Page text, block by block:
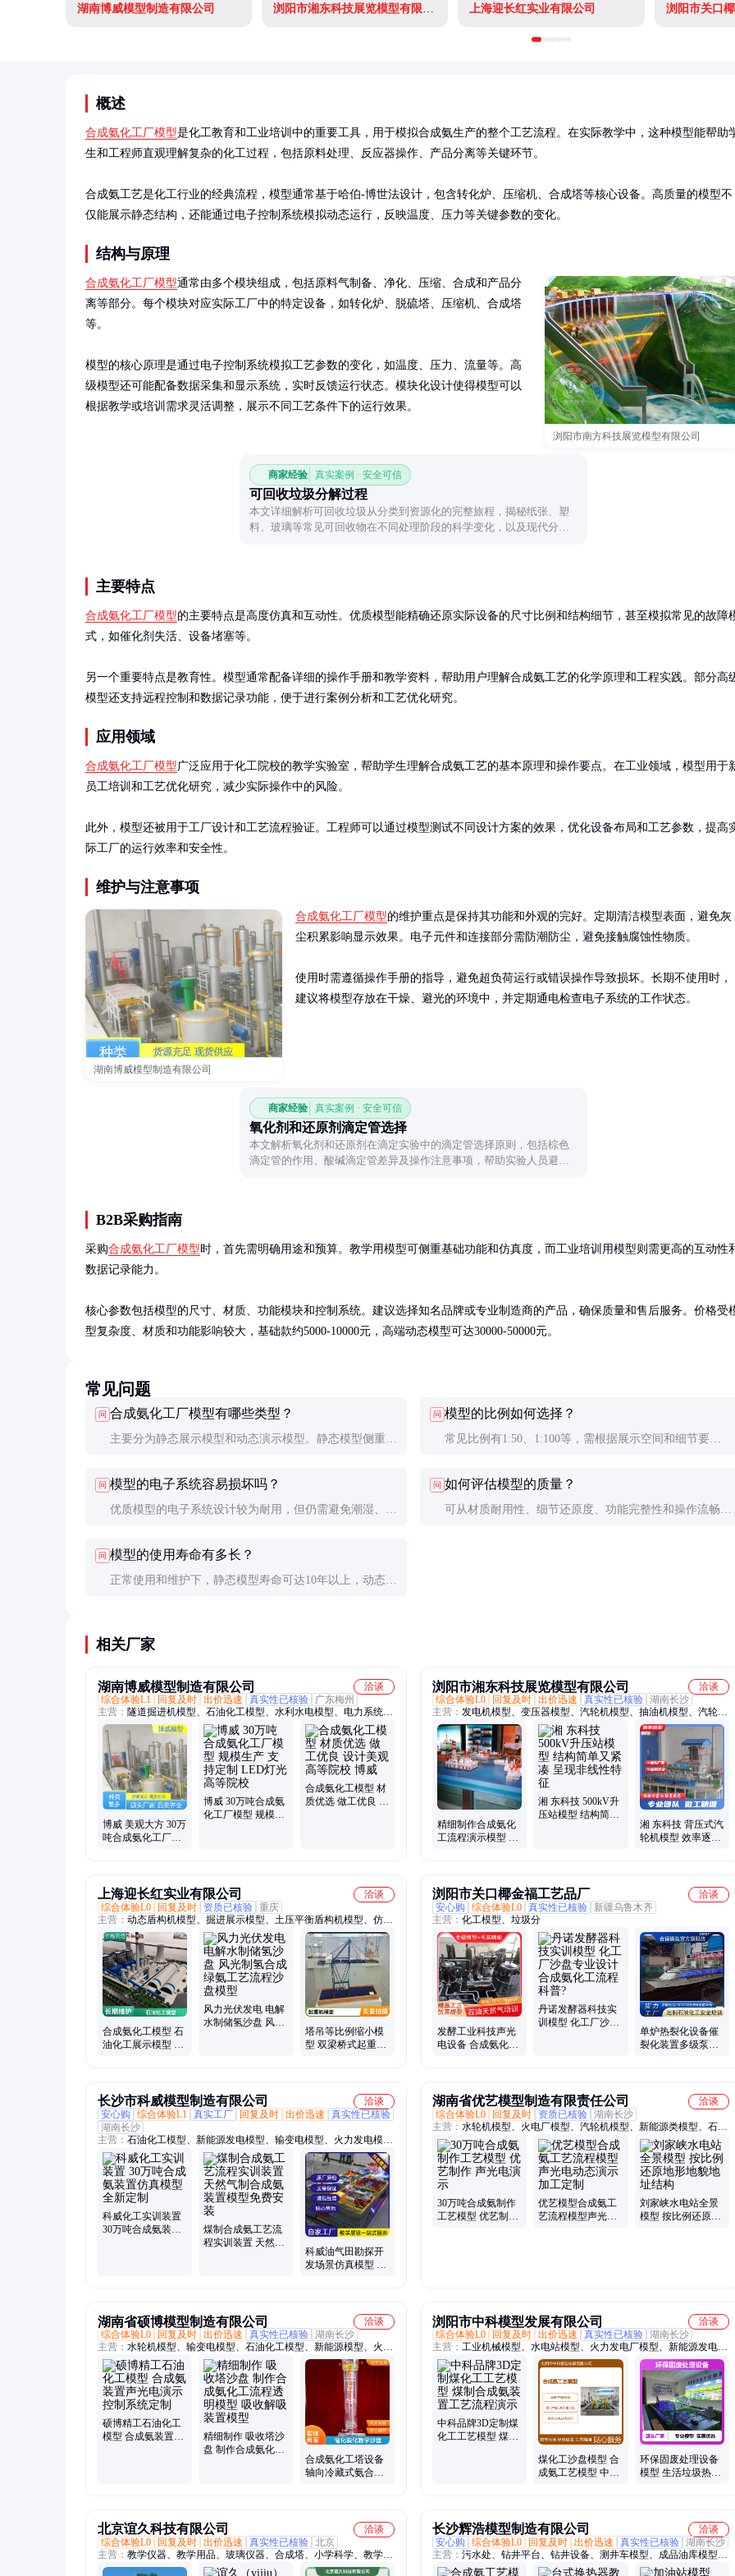
湖南博威模型制造有限公司 浏阳市湘东科技展览模型有限公司 上海迎长红实业有限公司 浏阳市关口
概述
合成氨化工厂模型是化工教育和工业培训中的重要工具，用于模拟合成氨生产的整个工艺流程。在实际教学中，这种模型能帮助
生和工程师直观理解复杂的化工过程，包括原料处理、反应器操作、产品分离等关键环节。
合成氨工艺是化工行业的经典流程，模型通常基于哈伯-博世法设计，包含转化炉、压缩机、合成塔等核心设备。高质量的模型不
仅能展示静态结构，还能通过电子控制系统模拟动态运行，反映温度、压力等关键参数的变化。
结构与原理
浏阳市南方科技展览模型有限公司
合成氨化工厂模型通常由多个模块组成，包括原料气制备、净化、压缩、合成和产品分
离等部分。每个模块对应实际工厂中的特定设备，如转化炉、脱硫塔、压缩机、合成塔
等。
模型的核心原理是通过电子控制系统模拟工艺参数的变化，如温度、压力、流量等。高
级模型还可能配备数据采集和显示系统，实时反馈运行状态。模块化设计使得模型可以
根据教学或培训需求灵活调整，展示不同工艺条件下的运行效果。
商家经验 真实案例 · 安全可信
可回收垃圾分解过程
本文详细解析可回收垃圾从分类到资源化的完整旅程，揭秘纸张、塑
料、玻璃等常见可回收物在不同处理阶段的科学变化，以及现代分选
主要特点
合成氨化工厂模型的主要特点是高度仿真和互动性。优质模型能精确还原实际设备的尺寸比例和结构细节，甚至模拟常见的故障
式，如催化剂失活、设备堵塞等。
另一个重要特点是教育性。模型通常配备详细的操作手册和教学资料，帮助用户理解合成氨工艺的化学原理和工程实践。部分高
模型还支持远程控制和数据记录功能，便于进行案例分析和工艺优化研究。
应用领域
合成氨化工厂模型广泛应用于化工院校的教学实验室，帮助学生理解合成氨工艺的基本原理和操作要点。在工业领域，模型用于
员工培训和工艺优化研究，减少实际操作中的风险。
此外，模型还被用于工厂设计和工艺流程验证。工程师可以通过模型测试不同设计方案的效果，优化设备布局和工艺参数，提高
际工厂的运行效率和安全性。
维护与注意事项
湖南博威模型制造有限公司
合成氨化工厂模型的维护重点是保持其功能和外观的完好。定期清洁模型表面，避免灰
尘积累影响显示效果。电子元件和连接部分需防潮防尘，避免接触腐蚀性物质。
使用时需遵循操作手册的指导，避免超负荷运行或错误操作导致损坏。长期不使用时，
建议将模型存放在干燥、避光的环境中，并定期通电检查电子系统的工作状态。
商家经验 真实案例 · 安全可信
氧化剂和还原剂滴定管选择
本文解析氧化剂和还原剂在滴定实验中的滴定管选择原则，包括棕色
滴定管的作用、酸碱滴定管差异及操作注意事项，帮助实验人员避免
B2B采购指南
采购合成氨化工厂模型时，首先需明确用途和预算。教学用模型可侧重基础功能和仿真度，而工业培训用模型则需更高的互动性
数据记录能力。
核心参数包括模型的尺寸、材质、功能模块和控制系统。建议选择知名品牌或专业制造商的产品，确保质量和售后服务。价格受
型复杂度、材质和功能影响较大，基础款约5000-10000元，高端动态模型可达30000-50000元。
常见问题
问 合成氨化工厂模型有哪些类型？
主要分为静态展示模型和动态演示模型。静态模型侧重外
能差异较大。
问 模型的比例如何选择？
常见比例有1:50、1:100等，需根据展示空间和细节要求
展示。
问 模型的电子系统容易损坏吗？
优质模型的电子系统设计较为耐用，但仍需避免潮湿、灰
维护。
问 如何评估模型的质量？
可从材质耐用性、细节还原度、功能完整性和操作流畅性
问 模型的使用寿命有多长？
正常使用和维护下，静态模型寿命可达10年以上，动态模
相关厂家
湖南博威模型制造有限公司
洽谈
综合体验L1
回复及时 出价迅速 真实性已核验
广东梅州
主营： 隧道掘进机模型、石油化工模型、水利水电模型、电力系统模
型、工程机械模型、核能发电模型、教学模型、化工装置模型、船舶
模型、火力发电厂模型、沙盘模型、新能源发电模型、汽轮机模型、
发电机模型、锅炉模型、盾构机模型、道路桥梁模型、钻井平台模
型、风力发电模型、起重机模型、集装箱模型、压缩机模型、水轮机
模型、水电站模型、污水厂模型
博威 美观大方 30万
吨合成氨化工厂模
博威 30万吨合成氨
化工厂模型 规模生
合成氨化工模型 材
质优选 做工优良 设
浏阳市湘东科技展览模型有限公司
洽谈
综合体验L0
回复及时 出价迅速 真实性已核验 湖南长沙
主营： 发电机模型、变压器模型、汽轮机模型、抽油机模型、汽轮机
本体模型、蒸汽轮机模型、锅炉模型、火力发电厂模型、水利枢纽沙
盘模型、柴油机模型、水利枢纽模型、教学模型、电站锅炉模型、科
技展览模型、水电站模型、核电站模型、石油化工模型、太阳能发电
模型、风力发电模型、安全阀模型、水处理模型、反应堆制作、生物
质锅炉
精细制作合成氨化
工流程演示模型 火
湘 东科技 500kV升
压站模型 结构简单
湘 东科技 背压式汽
轮机模型 效率逐步
上海迎长红实业有限公司
洽谈
综合体验L0
回复及时 资质已核验 重庆
主营： 动态盾构机模型、掘进展示模型、土压平衡盾构机模型、仿真
掘进机模型、盾构机礼品模型、隧道掘进机模型、风机模型、汽轮机
发电机组模型
合成氨化工模型 石
油化工展示模型 煤
风力光伏发电 电解
水制储氢沙盘 风光
塔吊等比例缩小模
型 双梁桥式起重机
浏阳市关口椰金福工艺品厂
洽谈
安心购
综合体验L0 真实性已核验
新疆乌鲁木齐
主营： 化工模型、垃圾分
发酵工业科技声光
电设备 合成氨化工
丹诺发酵器科技实
训模型 化工厂沙盘
单炉热裂化设备催
裂化装置多级泵设
长沙市科威模型制造有限公司
洽谈
安心购
综合体验L1 真实工厂 回复及时 出价迅速
真实性已核验
湖南长沙
主营： 石油化工模型、新能源发电模型、输变电模型、火力发电模
型、消防实训模型、水电站模型、锅炉模型、核电站模型、盾构机模
型、水力发电模型、桥梁工程模型、物流枢纽沙盘模型、房屋建筑构
造模型、海上钻井平台模型、石油开采模型
科威化工实训装置
30万吨合成氨装置
煤制合成氨工艺流
程实训装置 天然气
科威油气田勘探开
发场景仿真模型 油
湖南省优艺模型制造有限责任公司
洽谈
综合体验L0
回复及时 资质已核验 湖南长沙
主营： 水轮机模型、火电厂模型、汽轮机模型、新能源类模型、石油
工艺类模型、盾构机模型、核电站模型、抽油机模型、钻机模型、高
校实训室、科普展厅
30万吨合成氨制作
工艺模型 优艺制作
优艺模型合成氨工
艺流程模型声光电
刘家峡水电站全景
模型 按比例还原地
湖南省硕博模型制造有限公司
洽谈
综合体验L0
回复及时 出价迅速 真实性已核验 湖南长沙
主营： 水轮机模型、输变电模型、石油化工模型、新能源模型、火电
厂模型、机械模型、水利枢纽模型、仿真实训模型、教学展览模型
硕博精工石油化工
模型 合成氨装置声
精细制作 吸收塔沙
盘 制作合成氨化工
合成氨化工塔设备
轴向冷藏式氨合成
浏阳市中科模型发展有限公司
洽谈
综合体验L0
回复及时 出价迅速 真实性已核验 湖南长沙
主营： 工业机械模型、水电站模型、火力发电厂模型、新能源发电模
型、电力电网模型、石油化工模型、暖通空调模型、锅炉模型、采油
储运模型、桥梁隧道施工模型、环保治理模型、化工消防模型、清洁
能源模型、核电站模型
中科品牌3D定制煤
化工工艺模型 煤制
煤化工沙盘模型 合
成氨工艺模型 中科
环保固废处理设备
模型 生活垃圾热解
北京谊久科技有限公司
洽谈
综合体验L0
回复及时 出价迅速 真实性已核验 北京
主营： 教学仪器、教学用品、玻璃仪器、合成塔、小学科学、教学用
标本、通用技术、体育器材、探究实验箱、显微镜、光学器材、传感
长沙辉浩模型制造有限公司
洽谈
安心购
综合体验L0 回复及时 出价迅速 真实性已核验 湖南长沙
主营： 污水处、钻井平台、钻井设备、测井车模型、成品油库模型、
石油钻井模型、废水处理模型、炼油厂工艺模型、全回转吊船模型、